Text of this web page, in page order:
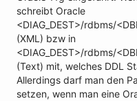
schreibt Oracle
<DIAG_DEST>/rdbms/
(XML) bzw in
<DIAG_DEST>/rdbms/
(Text) mit, welches DDL
Allerdings darf man den
setzen, wenn man eine